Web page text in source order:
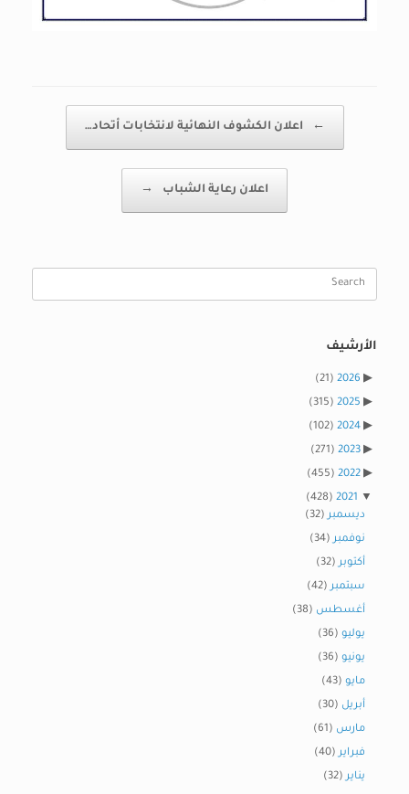
← اعلان الكشوف النهائية لانتخابات أتحاد…
اعلان رعاية الشباب →
Search
الأرشيف
2026
(21)
2025
(315)
2024
(102)
2023
(271)
2022
(455)
2021
(428)
ديسمبر(32)
نوفمبر(34)
أكتوبر(32)
سبتمبر(42)
أغسطس (38)
يوليو (36)
يونيو (36)
مايو (43)
أبريل (30)
مارس (61)
فبراير(40)
يناير(32)